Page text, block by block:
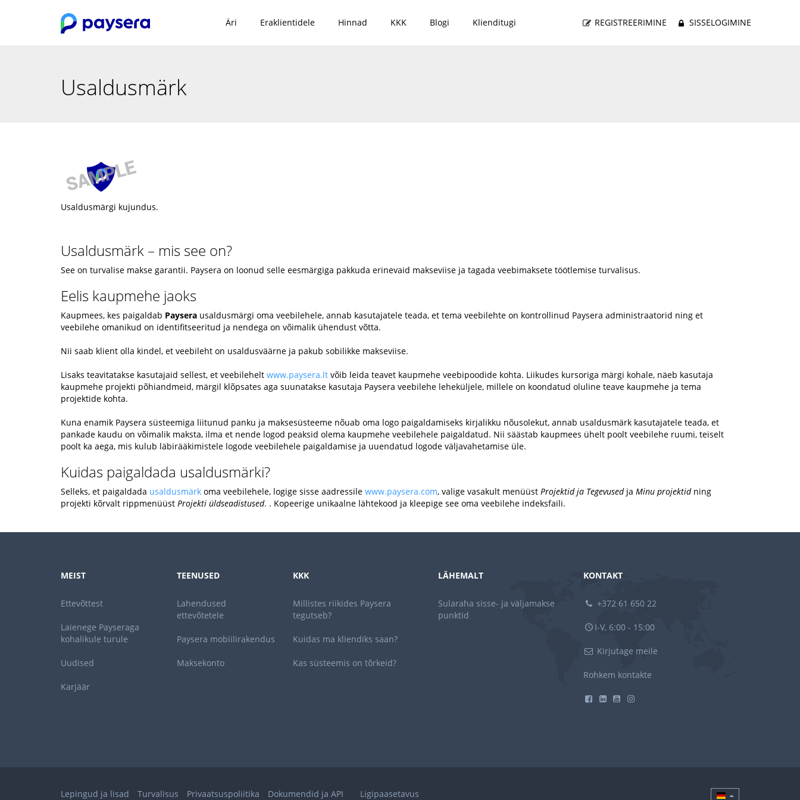
Äri Eraklientidele Hinnad KKK Blogi Klienditugi REGISTREERIMINE SISSELOGIMINE
Usaldusmärk
Usaldusmärgi kujundus.
Usaldusmärk – mis see on?
See on turvalise makse garantii. Paysera on loonud selle eesmärgiga pakkuda erinevaid makseviise ja tagada veebimaksete töötlemise turvalisus.
Eelis kaupmehe jaoks
Kaupmees, kes paigaldab Paysera usaldusmärgi oma veebilehele, annab kasutajatele teada, et tema veebilehte on kontrollinud Paysera administraatorid ning et
veebilehe omanikud on identifitseeritud ja nendega on võimalik ühendust võtta.
Nii saab klient olla kindel, et veebileht on usaldusväärne ja pakub sobilikke makseviise.
Lisaks teavitatakse kasutajaid sellest, et veebilehelt www.paysera.lt võib leida teavet kaupmehe veebipoodide kohta. Liikudes kursoriga märgi kohale, näeb kasutaja
kaupmehe projekti põhiandmeid, märgil klõpsates aga suunatakse kasutaja Paysera veebilehe leheküljele, millele on koondatud oluline teave kaupmehe ja tema
projektide kohta.
Kuna enamik Paysera süsteemiga liitunud panku ja maksesüsteeme nõuab oma logo paigaldamiseks kirjalikku nõusolekut, annab usaldusmärk kasutajatele teada, et
pankade kaudu on võimalik maksta, ilma et nende logod peaksid olema kaupmehe veebilehele paigaldatud. Nii säästab kaupmees ühelt poolt veebilehe ruumi, teiselt
poolt ka aega, mis kulub läbirääkimistele logode veebilehele paigaldamise ja uuendatud logode väljavahetamise üle.
Kuidas paigaldada usaldusmärki?
Selleks, et paigaldada usaldusmärk oma veebilehele, logige sisse aadressile www.paysera.com, valige vasakult menüüst Projektid ja Tegevusedja Minu projektidning
projekti kõrvalt rippmenüüst Projekti üldseadistused. . Kopeerige unikaalne lähtekood ja kleepige see oma veebilehe indeksfaili.
MEIST
Ettevõttest
Laienege Payseraga
kohalikule turule
Uudised
Karjäär
TEENUSED
Lahendused
ettevõtetele
Paysera mobiilirakendus
Maksekonto
KKK
Millistes riikides Paysera
tegutseb?
Kuidas ma kliendiks saan?
Kas süsteemis on tõrkeid?
LÄHEMALT
Sularaha sisse- ja väljamakse
punktid
KONTAKT
+372 61 650 22
I-V, 6:00 - 15:00
Kirjutage meile
Rohkem kontakte
Lepingud ja lisad Turvalisus Privaatsuspoliitika Dokumendid ja API Ligipaasetavus